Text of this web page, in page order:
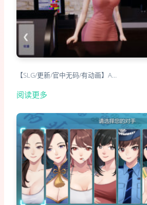
【SLG/更新/官中无码/有动画】A…
阅读更多